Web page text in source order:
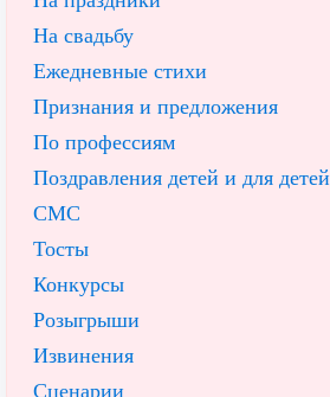
На свадьбу
Ежедневные стихи
Признания и предложения
По профессиям
Поздравления детей и для детей
СМС
Тосты
Конкурсы
Розыгрыши
Извинения
Сценарии